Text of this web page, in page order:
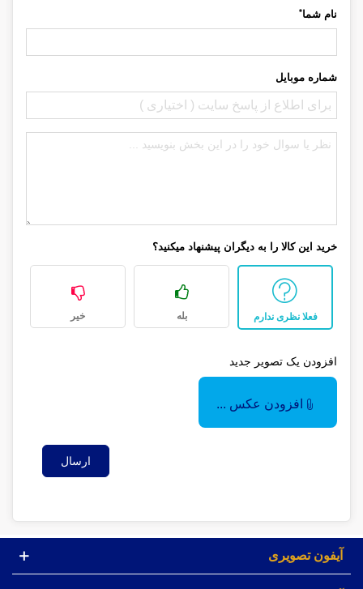
نام شما*
شماره موبایل
خرید این کالا را به دیگران پیشنهاد میکنید؟
فعلا نظری ندارم بله خیر
افزودن یک تصویر جدید
افزودن عکس ...
ارسال
آیفون تصویری